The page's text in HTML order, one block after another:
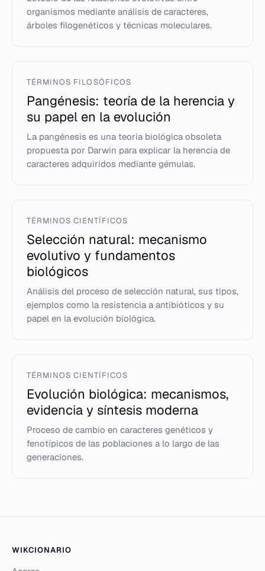
organismos mediante análisis de caracteres,
árboles filogenéticos y técnicas moleculares.
TÉRMINOS FILOSÓFICOS
Pangénesis: teoría de la herencia y
su papel en la evolución
La pangénesis es una teoría biológica obsoleta
propuesta por Darwin para explicar la herencia de
caracteres adquiridos mediante gémulas.
TÉRMINOS CIENTÍFICOS
Selección natural: mecanismo
evolutivo y fundamentos
biológicos
Análisis del proceso de selección natural, sus tipos,
ejemplos como la resistencia a antibióticos y su
papel en la evolución biológica.
TÉRMINOS CIENTÍFICOS
Evolución biológica: mecanismos,
evidencia y síntesis moderna
Proceso de cambio en caracteres genéticos y
fenotípicos de las poblaciones a lo largo de las
generaciones.
WIKCIONARIO